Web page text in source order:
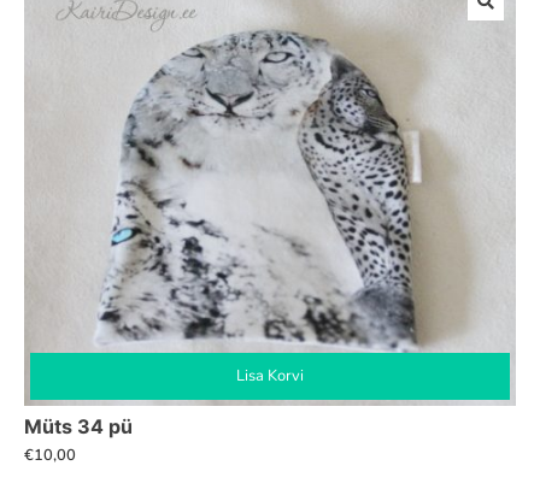
Lisa Korvi
Müts 34 pü
€10,00